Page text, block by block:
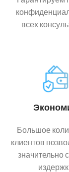
всех
Большое
клиентов
значительно